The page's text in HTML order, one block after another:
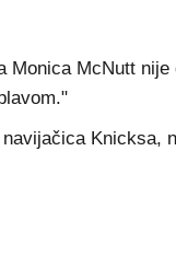
McNutt
Knicksa,